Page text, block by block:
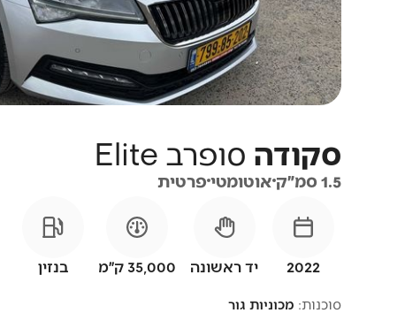
סקודה סופרב
1.5 סמ״ק אוטומטי פרטית
2022 יד ראשונה 35,000 ק״מ בנזין
סוכנות: מכוניות גור